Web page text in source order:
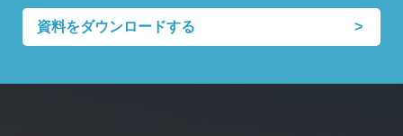
資料をダウンロードする